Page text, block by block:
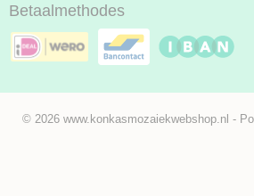
Betaalmethodes
© 2026 www.konkasmozaiekwebshop.nl -